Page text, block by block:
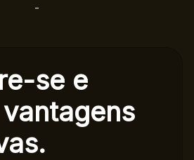
-
se e
vantagens